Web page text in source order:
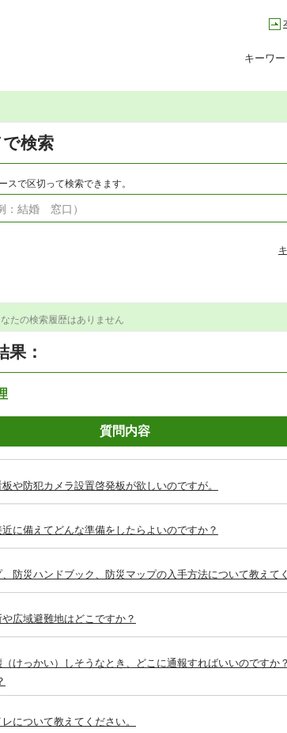
キーワ
検索
スで区切って検索できます。
果：
たの検索履歴はありません
質問内容
や防犯カメラ設置啓発板が欲しいのですが。
に備えてどんな準備をしたらよいのですか？
防災ハンドブック、防災マップの入手方法について教えて
広域避難地はどこですか？
けっかい）しそうなとき、どこに通報すればいいのですか
について教えてください。